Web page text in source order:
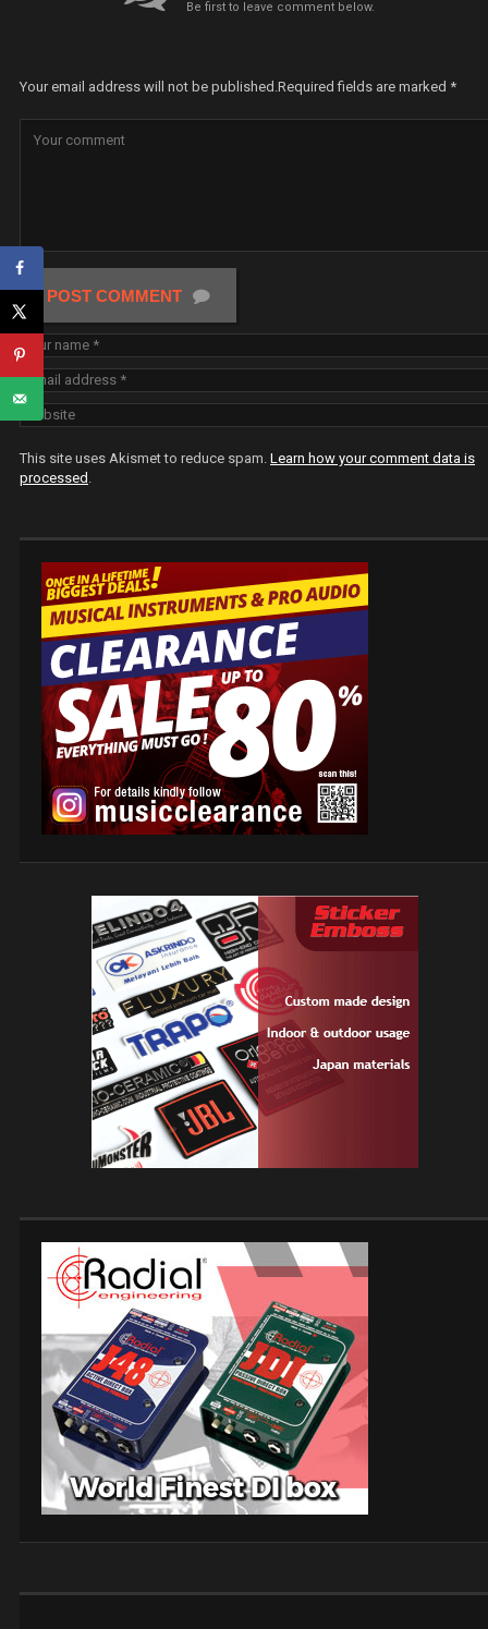
Be first to leave comment below.
Your email address will not be published.Required fields are marked *
POST COMMENT
This site uses Akismet to reduce spam. Learn how your comment data is
processed .